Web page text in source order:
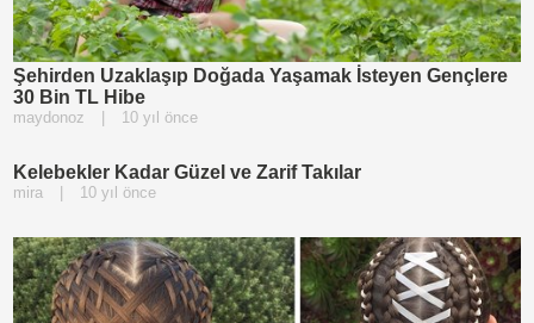
Şehirden Uzaklaşıp Doğada Yaşamak İsteyen Gençlere
30 Bin TL Hibe
maydonoz 10 yıl önce
Kelebekler Kadar Güzel ve Zarif Takılar
mira 10 yıl önce